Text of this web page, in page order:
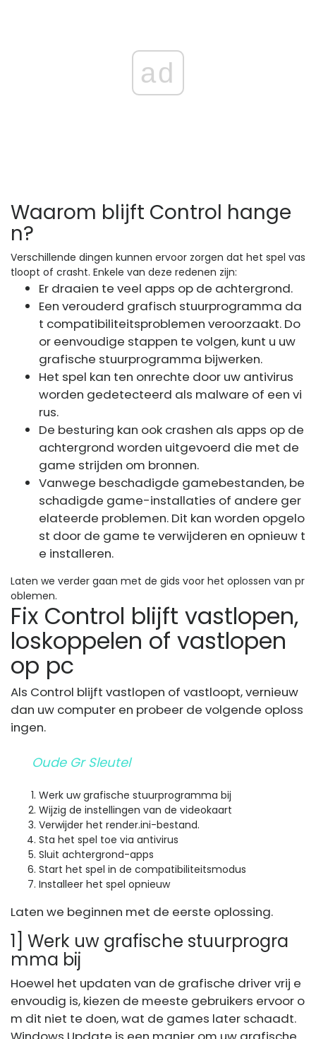
ad
Waarom blijft Control hange
n?
Verschillende dingen kunnen ervoor zorgen dat het spel vas
tloopt of crasht. Enkele van deze redenen zijn:
Er draaien te veel apps op de achtergrond.
Een verouderd grafisch stuurprogramma da
t compatibiliteitsproblemen veroorzaakt. Do
or eenvoudige stappen te volgen, kunt u uw
grafische stuurprogramma bijwerken.
Het spel kan ten onrechte door uw antivirus
worden gedetecteerd als malware of een vi
rus.
De besturing kan ook crashen als apps op de
achtergrond worden uitgevoerd die met de
game strijden om bronnen.
Vanwege beschadigde gamebestanden, be
schadigde game-installaties of andere ger
elateerde problemen. Dit kan worden opgelo
st door de game te verwijderen en opnieuw t
e installeren.
Laten we verder gaan met de gids voor het oplossen van pr
oblemen.
Fix Control blijft vastlopen,
loskoppelen of vastlopen
op pc
Als Control blijft vastlopen of vastloopt, vernieuw
dan uw computer en probeer de volgende oploss
ingen.
Oude Gr Sleutel
Werk uw grafische stuurprogramma bij
Wijzig de instellingen van de videokaart
Verwijder het render.ini-bestand.
Sta het spel toe via antivirus
Sluit achtergrond-apps
Start het spel in de compatibiliteitsmodus
Installeer het spel opnieuw
Laten we beginnen met de eerste oplossing.
1] Werk uw grafische stuurprogra
mma bij
Hoewel het updaten van de grafische driver vrij e
envoudig is, kiezen de meeste gebruikers ervoor o
m dit niet te doen, wat de games later schaadt.